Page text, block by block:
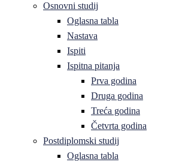
Osnovni studij
Oglasna tabla
Nastava
Ispiti
Ispitna pitanja
Prva godina
Druga godina
Treća godina
Četvrta godina
Postdiplomski studij
Oglasna tabla